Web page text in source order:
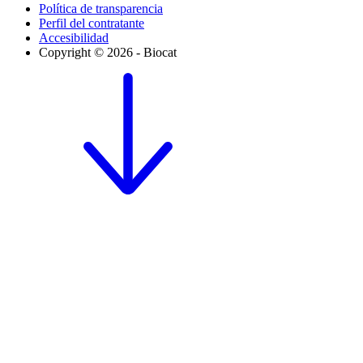
Política de transparencia
Perfil del contratante
Accesibilidad
Copyright © 2026 - Biocat